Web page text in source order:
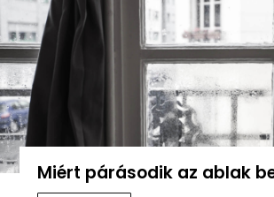
Miért párásodik az ablak